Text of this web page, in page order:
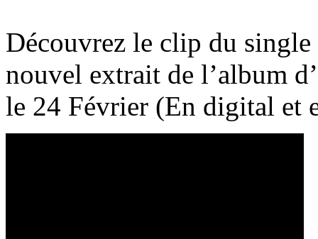
Découvrez le clip du
nouvel extrait de l’album
le 24 Février (En digital et